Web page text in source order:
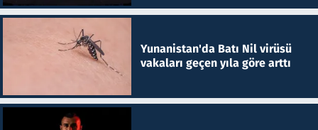
Yunanistan'da Batı Nil virüsü
vakaları geçen yıla göre arttı